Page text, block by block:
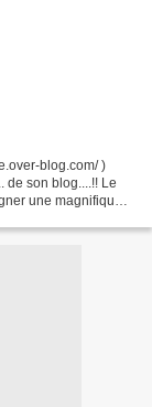
blog.com/ )
de son blog....!! Le
une magnifique